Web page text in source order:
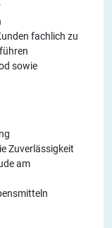
fachlich zu
sowie
Zuverlässigkeit
am